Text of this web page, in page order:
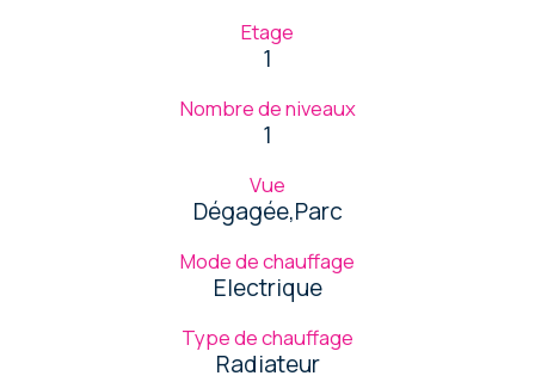
Etage
1
Nombre de niveaux
1
Vue
Dégagée,Parc
Mode de chauffage
Electrique
Type de chauffage
Radiateur